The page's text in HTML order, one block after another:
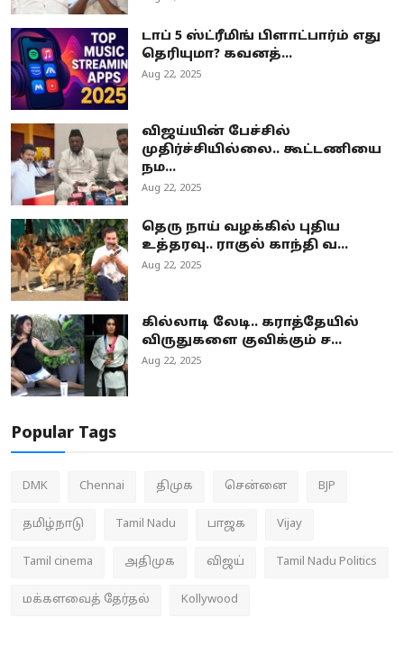
டாப் 5 ஸ்ட்ரீமிங் பிளாட்பார்ம் எது
தெரியுமா? கவனத்...
Aug 22, 2025
விஜய்யின் பேச்சில்
முதிர்ச்சியில்லை.. கூட்டணியை
நம...
Aug 22, 2025
தெரு நாய் வழக்கில் புதிய
உத்தரவு.. ராகுல் காந்தி வ...
Aug 22, 2025
கில்லாடி லேடி.. கராத்தேயில்
விருதுகளை குவிக்கும் ச...
Aug 22, 2025
Popular Tags
DMK Chennai திமுக சென்னை BJP
தமிழ்நாடு Tamil Nadu பாஜக Vijay
Tamil cinema அதிமுக விஜய் Tamil Nadu Politics
மக்களவைத் தேர்தல் Kollywood